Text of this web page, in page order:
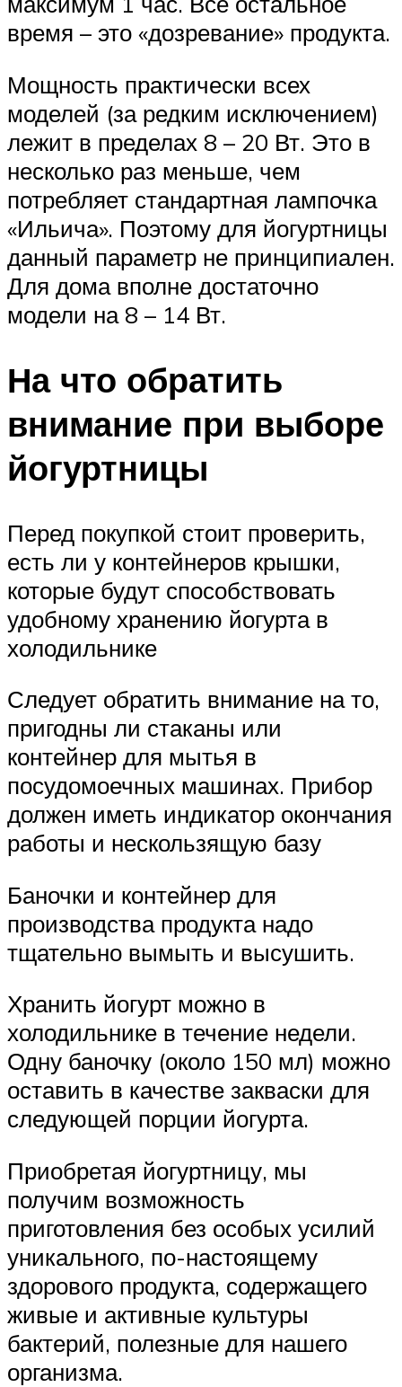
время – это «дозревание» продукта.
Мощность практически всех
моделей (за редким исключением)
лежит в пределах 8 – 20 Вт. Это в
несколько раз меньше, чем
потребляет стандартная лампочка
«Ильича». Поэтому для йогуртницы
данный параметр не принципиален.
Для дома вполне достаточно
модели на 8 – 14 Вт.
На что обратить
внимание при выборе
йогуртницы
Перед покупкой стоит проверить,
есть ли у контейнеров крышки,
которые будут способствовать
удобному хранению йогурта в
холодильнике
Следует обратить внимание на то,
пригодны ли стаканы или
контейнер для мытья в
посудомоечных машинах. Прибор
должен иметь индикатор окончания
работы и нескользящую базу
Баночки и контейнер для
производства продукта надо
тщательно вымыть и высушить.
Хранить йогурт можно в
холодильнике в течение недели.
Одну баночку (около 150 мл) можно
оставить в качестве закваски для
следующей порции йогурта.
Приобретая йогуртницу, мы
получим возможность
приготовления без особых усилий
уникального, по-настоящему
здорового продукта, содержащего
живые и активные культуры
бактерий, полезные для нашего
организма.